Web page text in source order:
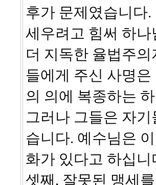
후가 문제였습니다
세우려고 힘써 하
더 지독한 율법주
들에게 주신 사명
의 의에 복종하는
그러나 그들은 자
습니다. 예수님은
화가 있다고 하십니
셋째, 잘못된 맹세